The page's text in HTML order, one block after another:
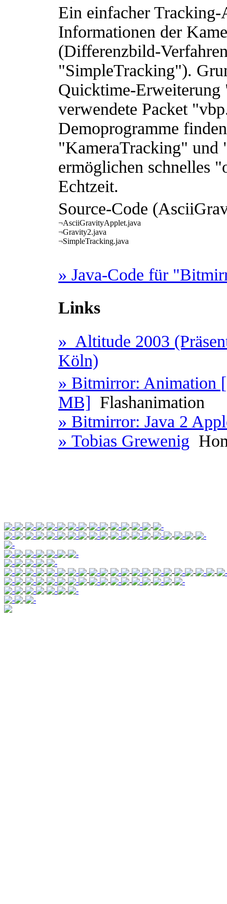
Ein einfacher
Informationen der
(Differenzbild-
"SimpleTracking").
Quicktime-
verwendete Packet
Demoprogramme
"KameraTracking" und
ermöglichen schnelles
Echtzeit.
Source-Code
¬AsciiGravityApplet.java
¬Gravity2.java
¬SimpleTracking.java
» Java-Code für
Links
» Altitude 2003
Köln)
» Bitmirror: Animation
MB] Flashanimation
» Bitmirror: Java 2
» Tobias Grewenig